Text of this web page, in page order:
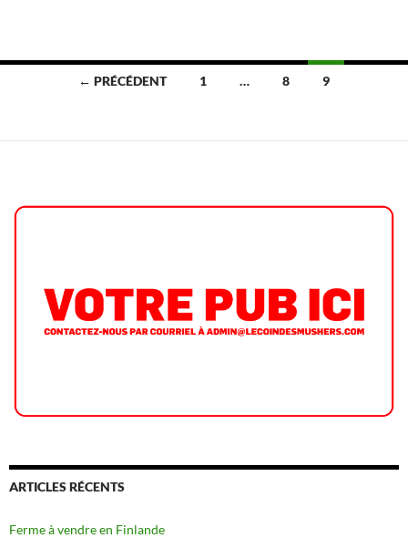
Navigation
articles
← PRÉCÉDENT 1 … 8 9
ARTICLES RÉCENTS
Ferme à vendre en Finlande